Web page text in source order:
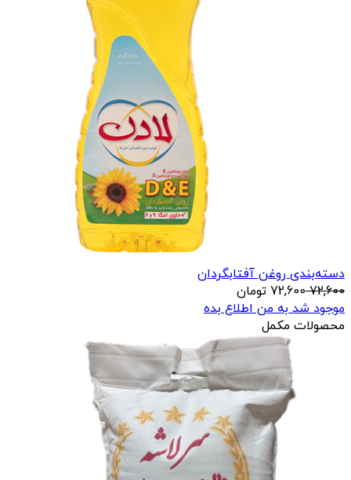
دسته‌بندی روغن آفتابگردان
72,600
72,600 تومان
موجود شد به من اطلاع بده
محصولات مکمل